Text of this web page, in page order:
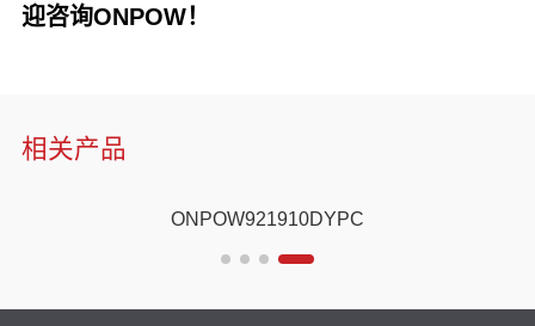
迎咨询ONPOW！
相关产品